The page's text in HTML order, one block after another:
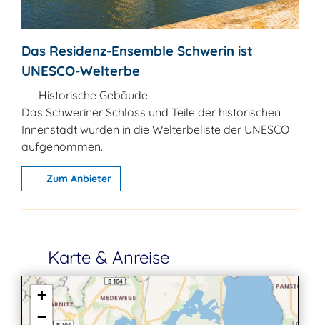
Das Residenz-Ensemble Schwerin ist
UNESCO-Welterbe
Historische Gebäude
Das Schweriner Schloss und Teile der historischen
Innenstadt wurden in die Welterbeliste der UNESCO
aufgenommen.
Zum Anbieter
Karte & Anreise
+
−